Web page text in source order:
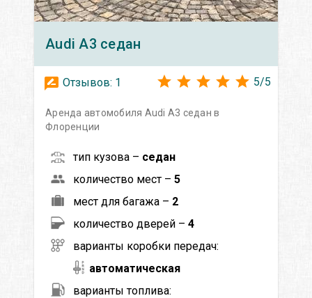
Audi A3 седан
Отзывов: 1 5/5
Аренда автомобиля Audi A3 седан в
Флоренции
тип кузова – седан
количество мест – 5
мест для багажа – 2
количество дверей – 4
варианты коробки передач:
автоматическая
варианты топлива: